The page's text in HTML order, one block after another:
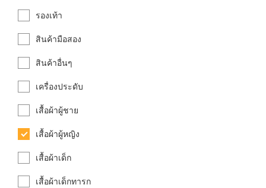
รองเท้า
สินค้ามือสอง
สินค้าอื่นๆ
เครื่องประดับ
เสื้อผ้าผู้ชาย
เสื้อผ้าผู้หญิง
เสื้อผ้าเด็ก
เสื้อผ้าเด็กทารก